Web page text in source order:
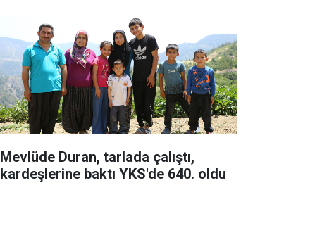
Mevlüde Duran, tarlada çalıştı,
kardeşlerine baktı YKS'de 640. oldu